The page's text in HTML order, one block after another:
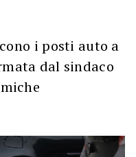
i posti auto a
dal sindaco